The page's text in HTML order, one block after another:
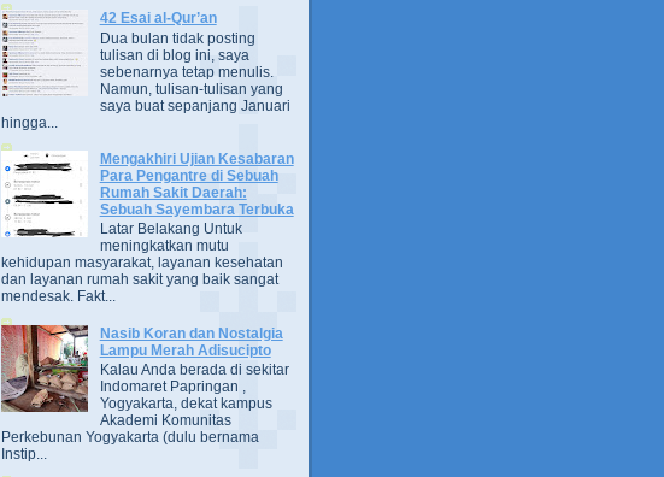
42 Esai al-Qur’an
Dua bulan tidak posting
tulisan di blog ini, saya
sebenarnya tetap menulis.
Namun, tulisan-tulisan yang
saya buat sepanjang Januari
hingga...
Mengakhiri Ujian Kesabaran
Para Pengantre di Sebuah
Rumah Sakit Daerah:
Sebuah Sayembara Terbuka
Latar Belakang Untuk
meningkatkan mutu
kehidupan masyarakat, layanan kesehatan
dan layanan rumah sakit yang baik sangat
mendesak. Fakt...
Nasib Koran dan Nostalgia
Lampu Merah Adisucipto
Kalau Anda berada di sekitar
Indomaret Papringan ,
Yogyakarta, dekat kampus
Akademi Komunitas
Perkebunan Yogyakarta (dulu bernama
Instip...